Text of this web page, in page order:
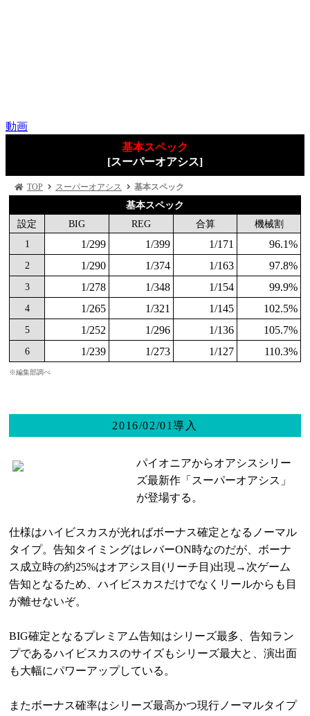
動画
基本スペック
[スーパーオアシス]
TOP スーパーオアシス 基本スペック
基本スペック
設定
BIG REG 合算
機械割
1
1/299 1/399 1/171 96.1%
2 1/290 1/374 1/163 97.8%
3 1/278 1/348 1/154 99.9%
4 1/265 1/321 1/145 102.5%
5 1/252 1/296 1/136 105.7%
6 1/239 1/273 1/127 110.3%
※編集部調べ
2016/02/01導入
パイオニアからオアシスシリー
ズ最新作「スーパーオアシス」
が登場する。
仕様はハイビスカスが光ればボーナス確定となるノーマル
タイプ。告知タイミングはレバーON時なのだが、ボーナ
ス成立時の約25%はオアシス目(リーチ目)出現→次ゲーム
告知となるため、ハイビスカスだけでなくリールからも目
が離せないぞ。
BIG確定となるプレミアム告知はシリーズ最多、告知ラン
プであるハイビスカスのサイズもシリーズ最大と、演出面
も大幅にパワーアップしている。
またボーナス確率はシリーズ最高かつ現行ノーマルタイプ